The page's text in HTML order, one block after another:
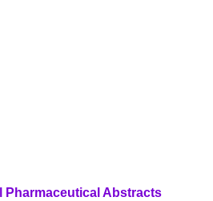
Pharmaceutical Abstracts